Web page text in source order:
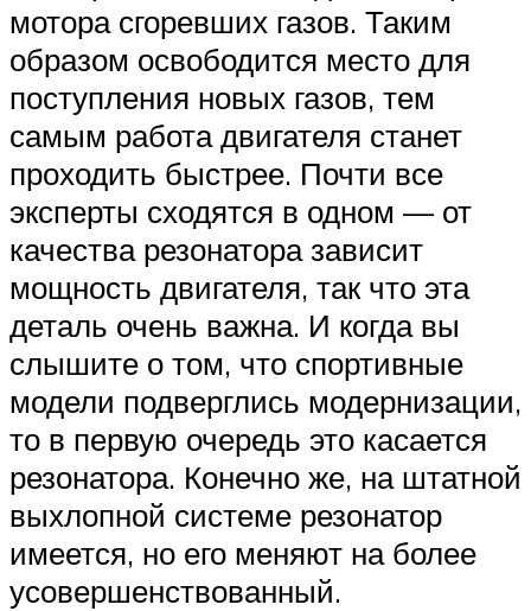
мотора сгоревших газов. Таким
образом освободится место для
поступления новых газов, тем
самым работа двигателя станет
проходить быстрее. Почти все
эксперты сходятся в одном — от
качества резонатора зависит
мощность двигателя, так что эта
деталь очень важна. И когда вы
слышите о том, что спортивные
модели подверглись модернизации,
то в первую очередь это касается
резонатора. Конечно же, на штатной
выхлопной системе резонатор
имеется, но его меняют на более
усовершенствованный.